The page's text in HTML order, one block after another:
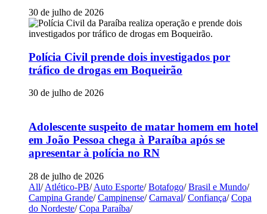
30 de julho de 2026
Polícia Civil prende dois investigados por
tráfico de drogas em Boqueirão
30 de julho de 2026
Adolescente suspeito de matar homem em hotel
em João Pessoa chega à Paraíba após se
apresentar à polícia no RN
28 de julho de 2026
All/ Atlético-PB/ Auto Esporte/ Botafogo/ Brasil e Mundo/
Campina Grande/ Campinense/ Carnaval/ Confiança/ Copa
do Nordeste/ Copa Paraíba/